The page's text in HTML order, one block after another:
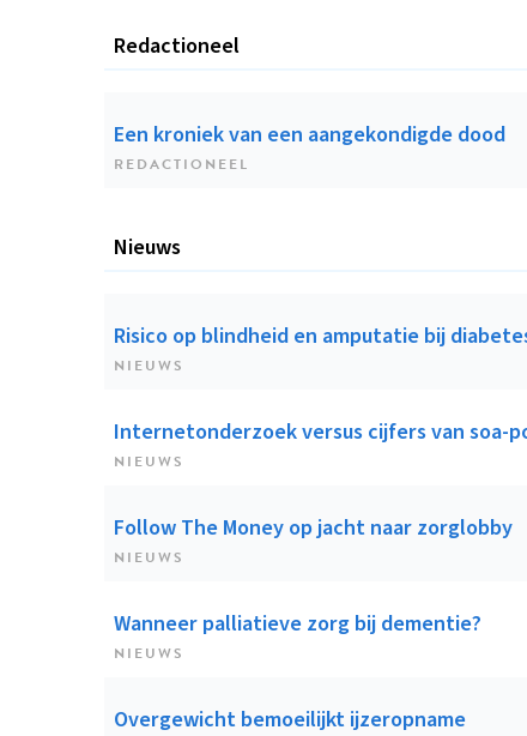
Redactioneel
Een kroniek van een aangekondigde dood
REDACTIONEEL
Nieuws
Risico op blindheid en amputatie bij
NIEUWS
Internetonderzoek versus cijfers van soa-
NIEUWS
Follow The Money op jacht naar zorglobby
NIEUWS
Wanneer palliatieve zorg bij dementie?
NIEUWS
Overgewicht bemoeilijkt ijzeropname